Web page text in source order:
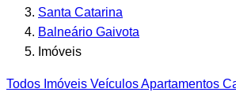
Santa Catarina
Balneário Gaivota
Imóveis
Todos Imóveis VeículosApartamentos